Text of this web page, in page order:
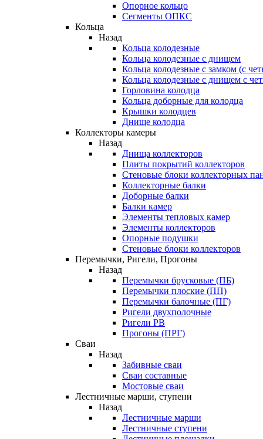
Опорное кольцо
Сегменты ОПКС
Кольца
Назад
Кольца колодезные
Кольца колодезные с днищем
Кольца колодезные с замком (с
Кольца колодезные с днищем с
Горловина колодца
Кольца доборные для колодца
Крышки колодцев
Днище колодца
Коллекторы камеры
Назад
Днища коллекторов
Плиты покрытий коллекторов
Стеновые блоки коллекторных
Коллекторные балки
Доборные балки
Балки камер
Элементы тепловых камер
Элементы коллекторов
Опорные подушки
Стеновые блоки коллекторов
Перемычки, Ригели, Прогоны
Назад
Перемычки брусковые (ПБ)
Перемычки плоские (ПП)
Перемычки балочные (ПГ)
Ригели двухполочные
Ригели РВ
Прогоны (ПРГ)
Сваи
Назад
Забивные сваи
Сваи составные
Мостовые сваи
Лестничные марши, ступени
Назад
Лестничные марши
Лестничные ступени